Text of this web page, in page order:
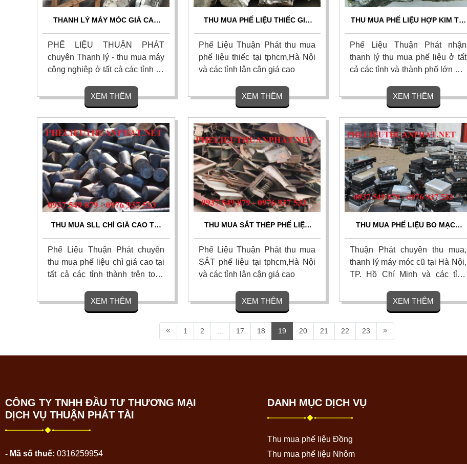
THANH LÝ MÁY MÓC GIÁ CAO
PHẾ LIỆU THUẬN PHÁT
chuyên Thanh lý - thu mua máy
công nghiệp ở tất cả các tỉnh và
XEM THÊM
THU MUA PHẾ LIỆU THIẾC GIÁ
Phế Liệu Thuận Phát thu mua
phế liệu thiếc tại tphcm,Hà Nội
và các tỉnh lân cận giá cao
XEM THÊM
THU MUA PHẾ LIỆU HỢP KIM TẠI
Phế Liệu Thuận Phát nhận
thanh lý thu mua phế liệu ở tất
cả các tỉnh và thành phố lớn với
XEM THÊM
THU MUA SLL CHÌ GIÁ CAO TẠI
Phế Liệu Thuận Phát chuyên
thu mua phế liệu chì giá cao tại
tất cả các tỉnh thành trên toàn
XEM THÊM
THU MUA SẮT THÉP PHẾ LIỆU
Phế Liệu Thuận Phát thu mua
SẮT phế liệu tại tphcm,Hà Nội
và các tỉnh lân cận giá cao
XEM THÊM
THU MUA PHẾ LIỆU BO MẠCH
Thuận Phát chuyên thu mua,
thanh lý máy móc cũ tại Hà Nội,
TP. Hồ Chí Minh và các tỉnh
XEM THÊM
1 2 17 18 19 20 21 22 23
CÔNG TY TNHH ĐẦU TƯ THƯƠNG MẠI
DỊCH VỤ THUẬN PHÁT TÀI
- Mã số thuế: 0316259954
DANH MỤC DỊCH VỤ
Thu mua phế liệu Đồng
Thu mua phế liệu Nhôm